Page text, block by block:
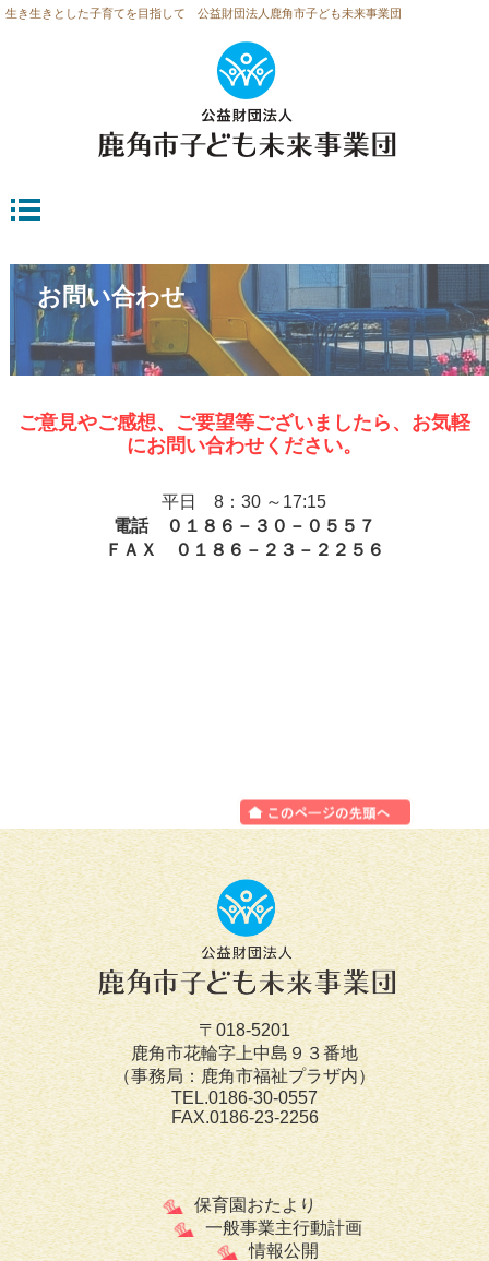
生き生きとした子育てを目指して 公益財団法人鹿角市子ども未来事業団
お問い合わせ
ご意見やご感想、ご要望等ございましたら、お気軽
にお問い合わせください。
平日 8：30 ～17:15
電話 ０１８６－３０－０５５７
ＦＡＸ ０１８６－２３－２２５６
〒018-5201
鹿角市花輪字上中島９３番地
（事務局：鹿角市福祉プラザ内）
TEL.0186-30-0557
FAX.0186-23-2256
保育園おたより
一般事業主行動計画
情報公開